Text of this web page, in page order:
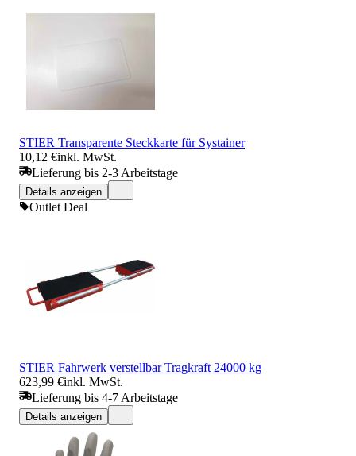
STIER Transparente Steckkarte für Systainer
10,12 €inkl. MwSt.
Lieferung bis 2-3 Arbeitstage
Details anzeigen
Outlet Deal
STIER Fahrwerk verstellbar Tragkraft 24000 kg
623,99 €inkl. MwSt.
Lieferung bis 4-7 Arbeitstage
Details anzeigen